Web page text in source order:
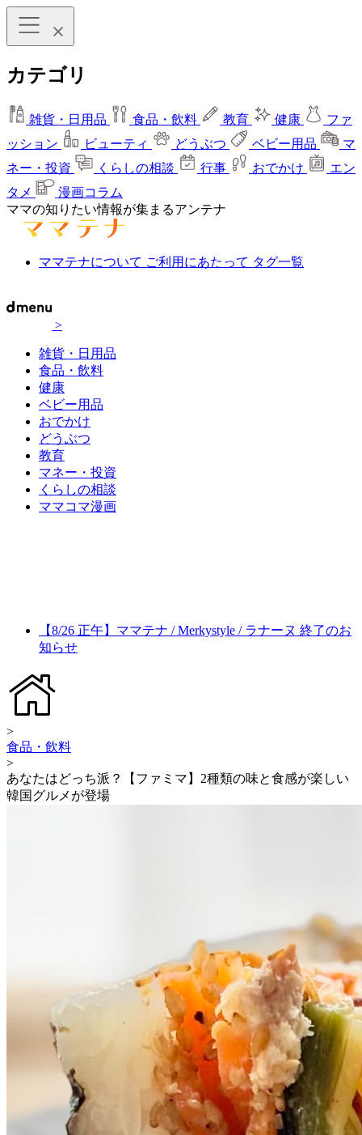
カテゴリ
雑貨・日用品 食品・飲料 教育 健康
ファ
ッション
ビューティ どうぶつ ベビー用品
マ
ネー・投資
くらしの相談 行事 おでかけ
エン
タメ
漫画コラム
ママの知りたい情報が集まるアンテナ
ママテナについて ご利用にあたって タグ一覧
>
雑貨・日用品
食品・飲料
健康
ベビー用品
おでかけ
どうぶつ
教育
マネー・投資
くらしの相談
ママコマ漫画
【8/26 正午】ママテナ / Merkystyle / ラナーヌ 終了のお
知らせ
>
食品・飲料
>
あなたはどっち派？【ファミマ】2種類の味と食感が楽しい
韓国グルメが登場